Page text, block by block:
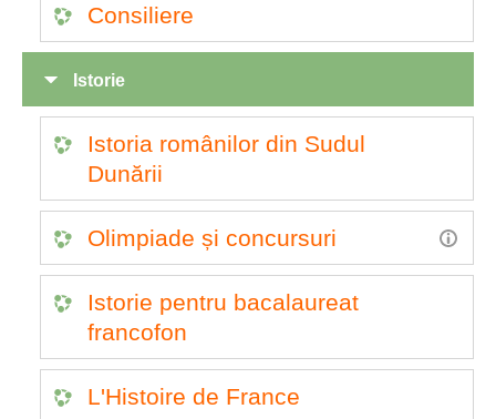
Consiliere
Istorie
Istoria românilor din Sudul
Dunării
Olimpiade și concursuri
Istorie pentru bacalaureat
francofon
L'Histoire de France